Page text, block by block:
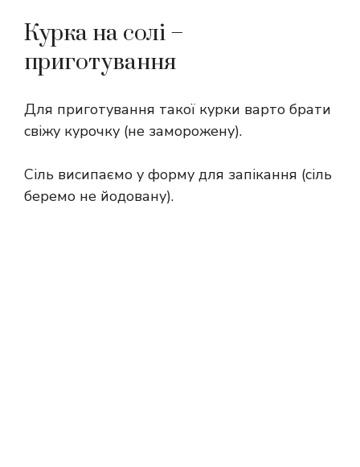
Курка на солі –
приготування
Для приготування такої курки варто брати
свіжу курочку (не заморожену).
Сіль висипаємо у форму для запікання (сіль
беремо не йодовану).